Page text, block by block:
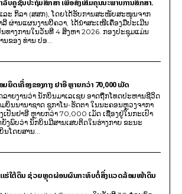
ຳລັບຄູຊັ້ນປະຖົມສຶກສາ ເພື່ອສົ່ງເສີມຄຸນນະພາບການສຶກສາ.
ລະ ກິລາ (ສສກ), ໂດຍໄດ້ຮັບການສະໜັບສະໜູນຈາກ
ຜ່ານແຜນງານບີຄວາ, ໄດ້ນຳສະເໜີເຄື່ອງມືປະເມີນ
ນທາງການໃນວັນທີ 4 ສິງຫາ 2026. ກອງປະຊຸມແມ່ນ
ນຂອງ ທ່ານ ປອ...
ຍຶດເຄື່ອງຂອງກາງ ຢາອີ ຫຼາຍກວ່າ 70,000 ເມັດ
ລາຍງານວ່າ ນັກບິນມາເລເຊຍ ອາດຖືກໂທດປະຫານຊີວິດ
ນນານາຊາດ ຊູກາໂນ-ຮັດຕາ ໃນນະຄອນຫຼວງຈາກາ
ເປັນຢາອີ ຫຼາຍກວ່າ 70,000 ເມັດ ເຊື່ອງຢູ່ໃນກະເປົາ
ງພົບວ່າ ນັກບິນມີສານເສບຕິດໃນຮ່າງກາຍ ຂະນະ
ໂດຍສານ...
ຮ່ໃຕ້ດິນ ຊ່ວຍຫຼຸດຜ່ອນຜົນກະທົບຕໍ່ສິ່ງແວດລ້ອມໜ້າດິນ